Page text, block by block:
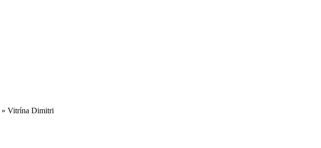
» Vitrína Dimitri